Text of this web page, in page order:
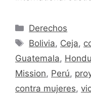
Derechos
Bolivia, Ceja,
Guatemala,
Mission, Perú,
contra mujeres,